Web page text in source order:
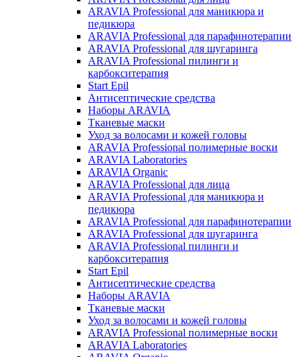
ARAVIA Professional для маникюра и
педикюра
ARAVIA Professional для парафинотерапии
ARAVIA Professional для шугаринга
ARAVIA Professional пилинги и
карбокситерапия
Start Epil
Антисептические средства
Наборы ARAVIA
Тканевые маски
Уход за волосами и кожей головы
ARAVIA Professional полимерные воски
ARAVIA Laboratories
ARAVIA Organic
ARAVIA Professional для лица
ARAVIA Professional для маникюра и
педикюра
ARAVIA Professional для парафинотерапии
ARAVIA Professional для шугаринга
ARAVIA Professional пилинги и
карбокситерапия
Start Epil
Антисептические средства
Наборы ARAVIA
Тканевые маски
Уход за волосами и кожей головы
ARAVIA Professional полимерные воски
ARAVIA Laboratories